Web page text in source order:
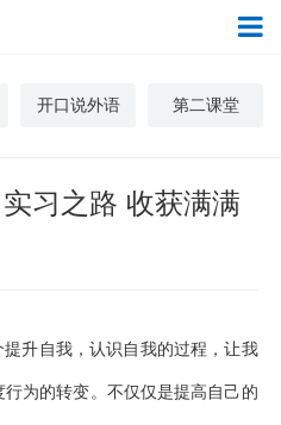
开口说外语 第二课堂
习之路 收获满满
升自我，认识自我的过程，让我
为的转变。不仅仅是提高自己的